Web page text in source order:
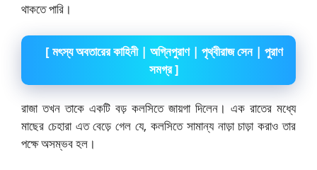
থাকতে পারি।
[ মৎস্য অবতারের কাহিনী | অগ্নিপুরাণ | পৃথ্বীরাজ সেন | পুরাণ
সমগ্র ]
রাজা তখন তাকে একটি বড় কলসিতে জায়গা দিলেন। এক রাতের মধ্যে
মাছের চেহারা এত বেড়ে গেল যে, কলসিতে সামান্য নাড়া চাড়া করাও তার
পক্ষে অসম্ভব হল।